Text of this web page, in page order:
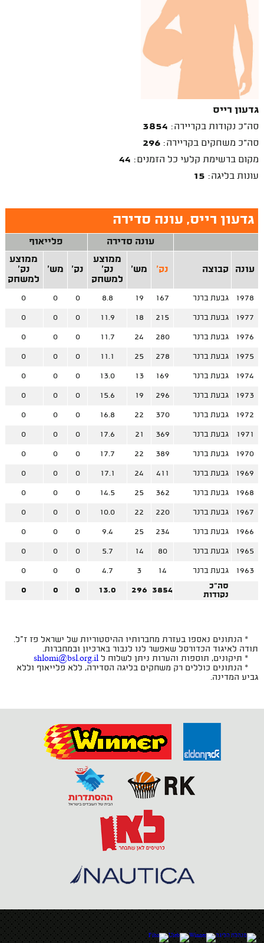
גדעון רייס
סה"כ נקודות בקריירה: 3854
סה"כ משחקים בקריירה: 296
מקום ברשימת קלעי כל הזמנים: 44
עונות בליגה: 15
גדעון רייס, עונה סדירה
עונה סדירה פלייאוף
עונה קבוצה נק' מש'
ממוצע
נק'
למשחק
נק' מש'
ממוצע
נק'
למשחק
1978 גבעת ברנר 167
19
8.8
0
0
0
1977 גבעת ברנר 215
18
11.9
0
0
0
1976 גבעת ברנר 280
24
11.7
0
0
0
1975 גבעת ברנר 278
25
11.1
0
0
0
1974 גבעת ברנר 169
13
13.0
0
0
0
1973 גבעת ברנר 296
19
15.6
0
0
0
1972 גבעת ברנר 370
22
16.8
0
0
0
1971 גבעת ברנר 369
21
17.6
0
0
0
1970 גבעת ברנר 389
22
17.7
0
0
0
1969 גבעת ברנר 411
24
17.1
0
0
0
1968 גבעת ברנר 362
25
14.5
0
0
0
1967 גבעת ברנר 220
22
10.0
0
0
0
1966 גבעת ברנר 234
25
9.4
0
0
0
1965 גבעת ברנר 80
14
5.7
0
0
0
1963 גבעת ברנר 14
3
4.7
0
0
0
סה"כ
נקודות
3854
296
13.0
0
0
0
* הנתונים נאספו בעזרת מחברותיו ההיסטוריות של ישראל פז ז"ל.
תודה לאיגוד הכדורסל שאפשר לנו לנבור בארכיון ובמחברות.
* תיקונים, תוספות והערות ניתן לשלוח ל shlomi@bsl.org.il
* הנתונים כוללים רק משחקים בליגה הסדירה, ללא פלייאוף וללא
גביע המדינה.